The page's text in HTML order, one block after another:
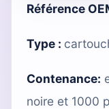
Référence
Type :
Contenance:
noire et 1000